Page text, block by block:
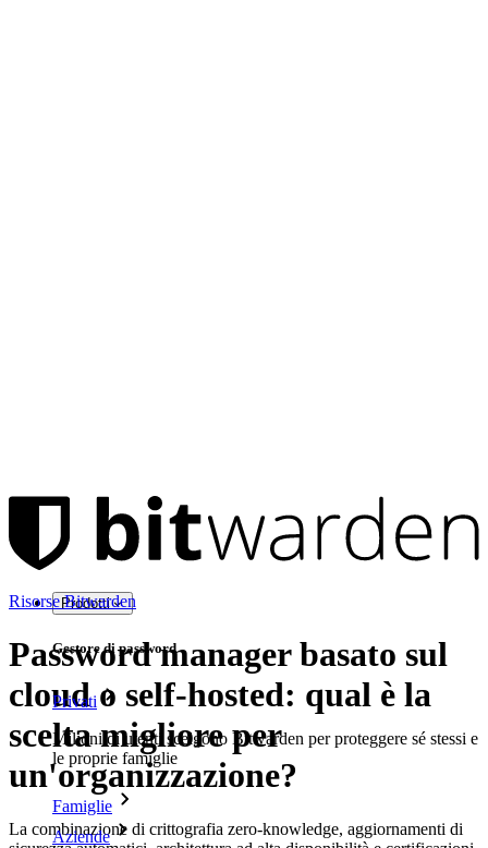
Prodotti
Gestore di password
Privati
Milioni di utenti scelgono Bitwarden per proteggere sé stessi e
le proprie famiglie
Famiglie
Aziende
Risorse Bitwarden
Password manager basato sul
cloud o self-hosted: qual è la
scelta migliore per
un'organizzazione?
La combinazione di crittografia zero-knowledge, aggiornamenti di